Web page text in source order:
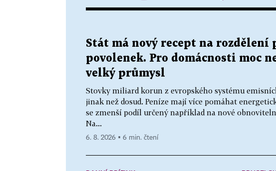
Stát má nový recept na rozdělení
povolenek. Pro domácnosti moc
velký průmysl
Stovky miliard korun z evropského systému
jinak než dosud. Peníze mají více pomáhat
se zmenší podíl určený například na nové
Na...
6. 8. 2026 ▪ 6 min. čtení